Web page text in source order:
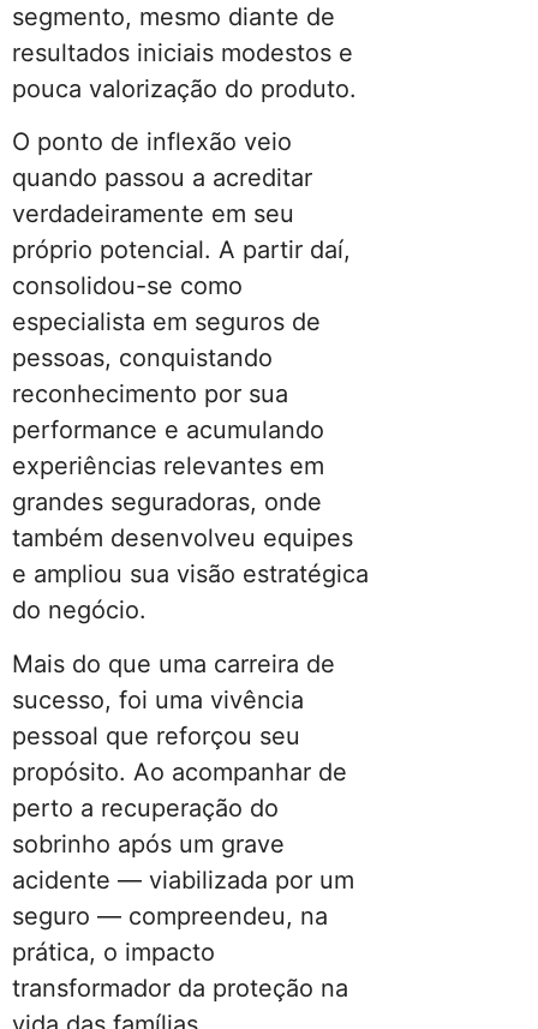
segmento, mesmo diante de
resultados iniciais modestos e
pouca valorização do produto.
O ponto de inflexão veio
quando passou a acreditar
verdadeiramente em seu
próprio potencial. A partir daí,
consolidou-se como
especialista em seguros de
pessoas, conquistando
reconhecimento por sua
performance e acumulando
experiências relevantes em
grandes seguradoras, onde
também desenvolveu equipes
e ampliou sua visão estratégica
do negócio.
Mais do que uma carreira de
sucesso, foi uma vivência
pessoal que reforçou seu
propósito. Ao acompanhar de
perto a recuperação do
sobrinho após um grave
acidente — viabilizada por um
seguro — compreendeu, na
prática, o impacto
transformador da proteção na